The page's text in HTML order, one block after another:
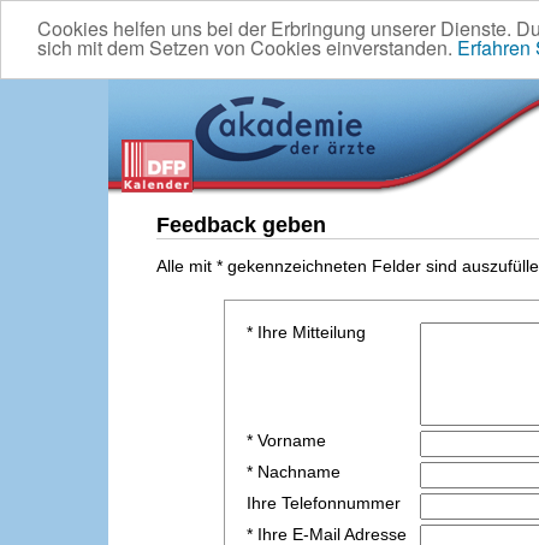
Cookies helfen uns bei der Erbringung unserer Dienste.
sich mit dem Setzen von Cookies einverstanden. Erfahren
Feedback geben
Alle mit * gekennzeichneten Felder sind
* Ihre Mitteilung
* Vorname
* Nachname
Ihre Telefonnummer
* Ihre E-Mail Adresse